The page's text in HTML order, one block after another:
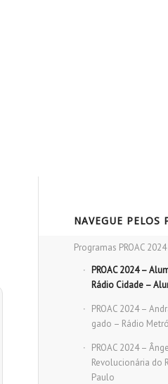
NAVEGUE PELOS
Programas PROAC 2024
PROAC 2024 –
Rádio Cidade –
PROAC 2024 –
gado – Rádio
PROAC 2024 –
Revolucionária do
Paulo